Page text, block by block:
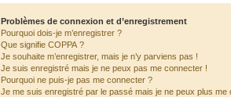
Problèmes de connexion et d’enregistrement
Pourquoi dois-je m’enregistrer ?
Que signifie COPPA ?
Je souhaite m’enregistrer, mais je n’y parviens pas !
Je suis enregistré mais je ne peux pas me connecter !
Pourquoi ne puis-je pas me connecter ?
Je me suis enregistré par le passé mais je ne peux plus me